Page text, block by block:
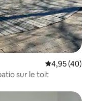
Note
4,95 (40)
sur le toit